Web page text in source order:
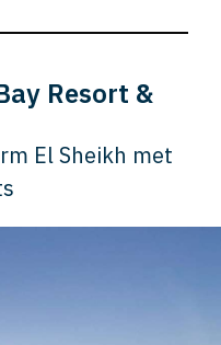
Resort &
El Sheikh met